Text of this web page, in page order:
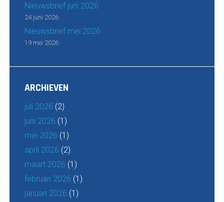
Nieuwsbrief juni 2026
24 juni 2026
Nieuwsbrief mei 2026
19 mei 2026
ARCHIEVEN
juli 2026 (2)
juni 2026 (1)
mei 2026 (1)
april 2026 (2)
maart 2026 (1)
februari 2026 (1)
januari 2026 (1)